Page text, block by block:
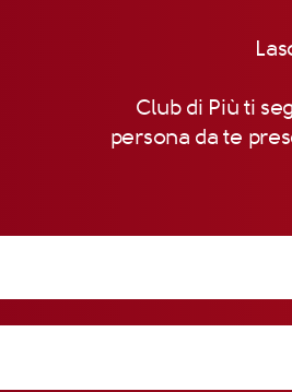
Club di Più ti
persona da te